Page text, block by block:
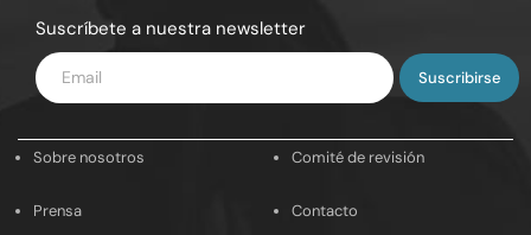
Suscríbete a nuestra newsletter
Introduce
tu
Sobre nosotros Comité de revisión
Prensa Contacto